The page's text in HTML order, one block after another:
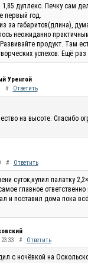
дуплекс. Печку сам
первый год.
за габаритов(длина),
неожиданно
продукт. Там
успехов. Ещё
Уренгой
# Ответить
на высоте. Спасибо
# Ответить
суток,купил палатку
главное
и поставил дома пока
# Ответить
с ночёвкой на